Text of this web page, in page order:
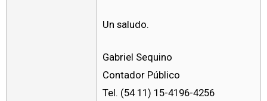
Un saludo.
Gabriel Sequino
Contador Público
Tel. (54 11) 15-4196-4256